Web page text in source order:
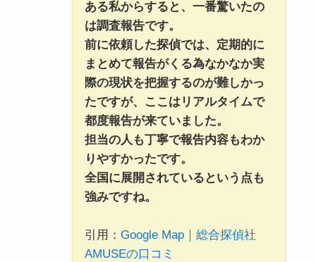
ある私からすると、一番驚いたの
は調査報告です。
前に依頼した探偵では、定期的に
まとめて報告がくる為なかなか実
際の現状を把握するのが難しかっ
たですが、ここはリアルタイムで
都度報告が来ていました。
担当の人も丁寧で報告内容もわか
りやすかったです。
全国に展開されているという点も
強みですね。
引用： Google Map｜総合探偵社
AMUSEの口コミ